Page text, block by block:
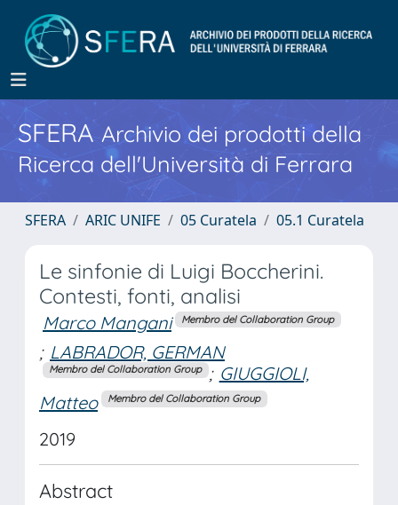
SFERA Archivio dei prodotti della
Ricerca dell'Università di Ferrara
SFERA ARIC UNIFE 05 Curatela 05.1 Curatela
Le sinfonie di Luigi Boccherini.
Contesti, fonti, analisi
Marco Mangani Membro del Collaboration Group
; LABRADOR, GERMAN
Membro del Collaboration Group ; GIUGGIOLI,
Matteo
Membro del Collaboration Group
2019
Abstract